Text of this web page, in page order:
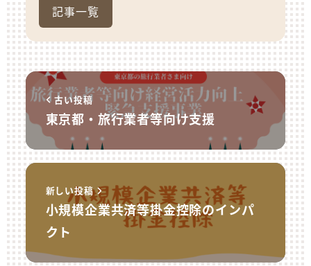
記事一覧
古い投稿
東京都・旅行業者等向け支援
新しい投稿
小規模企業共済等掛金控除のインパ
クト